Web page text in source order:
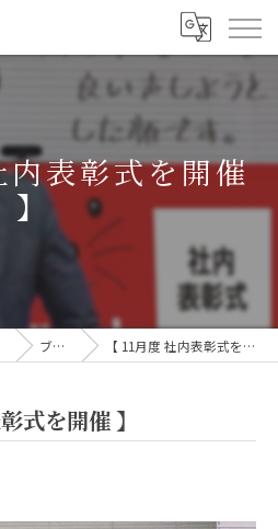
内表彰式を開催
】
ブログ 【 11月度 社内表彰式を開催 】
式を開催 】